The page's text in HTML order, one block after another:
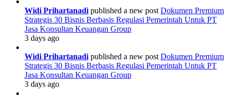
Widi Prihartanadi published a new post Dokumen Premium
Strategis 30 Bisnis Berbasis Regulasi Pemerintah Untuk PT
Jasa Konsultan Keuangan Group
3 days ago
Widi Prihartanadi published a new post Dokumen Premium
Strategis 30 Bisnis Berbasis Regulasi Pemerintah Untuk PT
Jasa Konsultan Keuangan Group
3 days ago